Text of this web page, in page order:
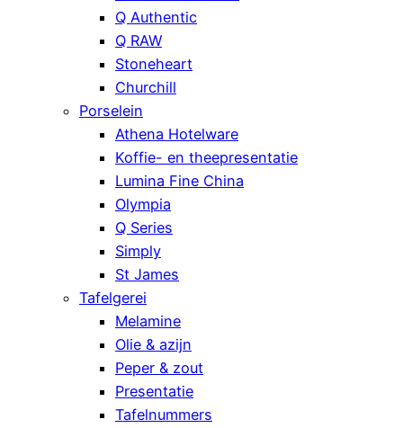
Q Authentic
Q RAW
Stoneheart
Churchill
Porselein
Athena Hotelware
Koffie- en theepresentatie
Lumina Fine China
Olympia
Q Series
Simply
St James
Tafelgerei
Melamine
Olie & azijn
Peper & zout
Presentatie
Tafelnummers